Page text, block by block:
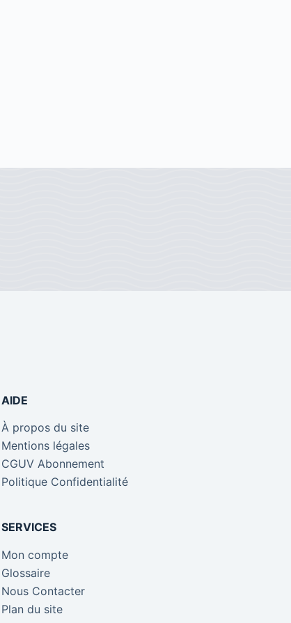
AIDE
À propos du site
Mentions légales
CGUV Abonnement
Politique Confidentialité
SERVICES
Mon compte
Glossaire
Nous Contacter
Plan du site